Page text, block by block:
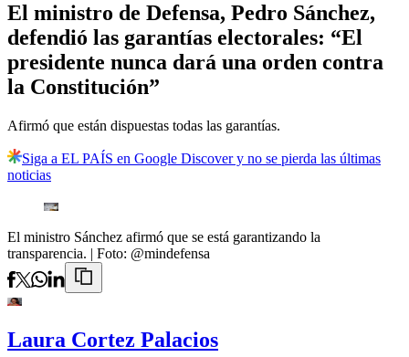
El ministro de Defensa, Pedro Sánchez,
defendió las garantías electorales: “El
presidente nunca dará una orden contra
la Constitución”
Afirmó que están dispuestas todas las garantías.
Siga a EL PAÍS en Google Discover y no se pierda las últimas
noticias
El ministro Sánchez afirmó que se está garantizando la
transparencia. | Foto: @mindefensa
Laura Cortez Palacios